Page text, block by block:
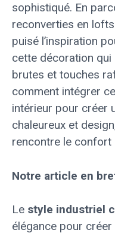
sophistiqué. En
reconverties en
puisé l’inspiration
cette décoration qui
brutes et touches
comment intégrer
intérieur pour créer
chaleureux et
rencontre le confort
Notre article en
Le style industriel
élégance pour